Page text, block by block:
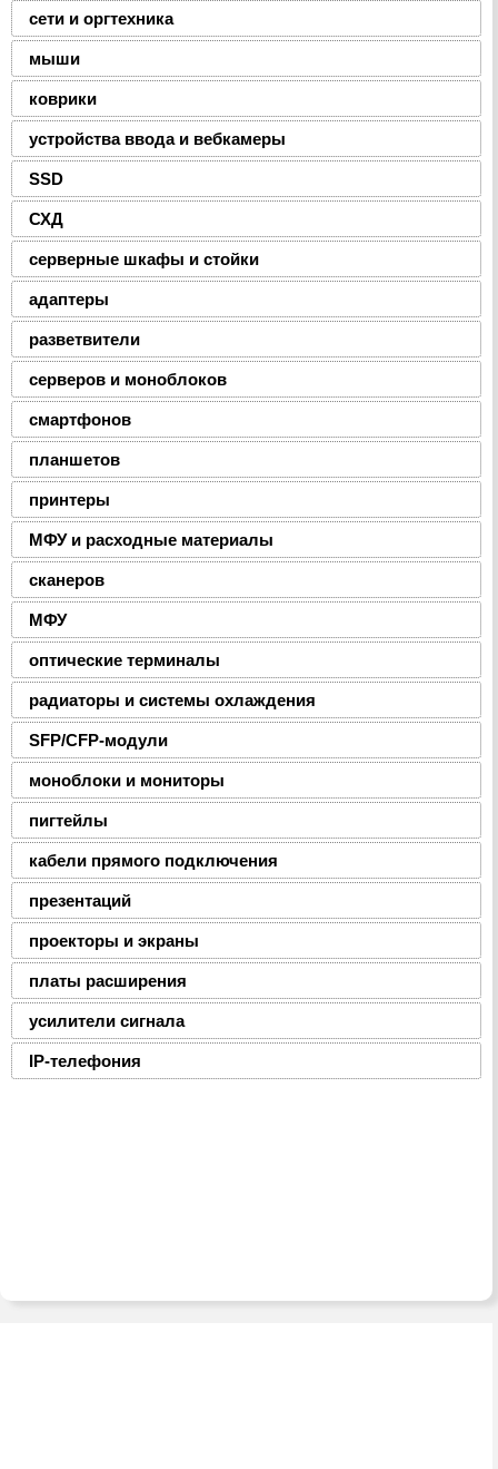
сети и оргтехника
мыши
коврики
устройства ввода и вебкамеры
SSD
СХД
серверные шкафы и стойки
адаптеры
разветвители
серверов и моноблоков
смартфонов
планшетов
принтеры
МФУ и расходные материалы
сканеров
МФУ
оптические терминалы
радиаторы и системы охлаждения
SFP/CFP-модули
моноблоки и мониторы
пигтейлы
кабели прямого подключения
презентаций
проекторы и экраны
платы расширения
усилители сигнала
IP-телефония